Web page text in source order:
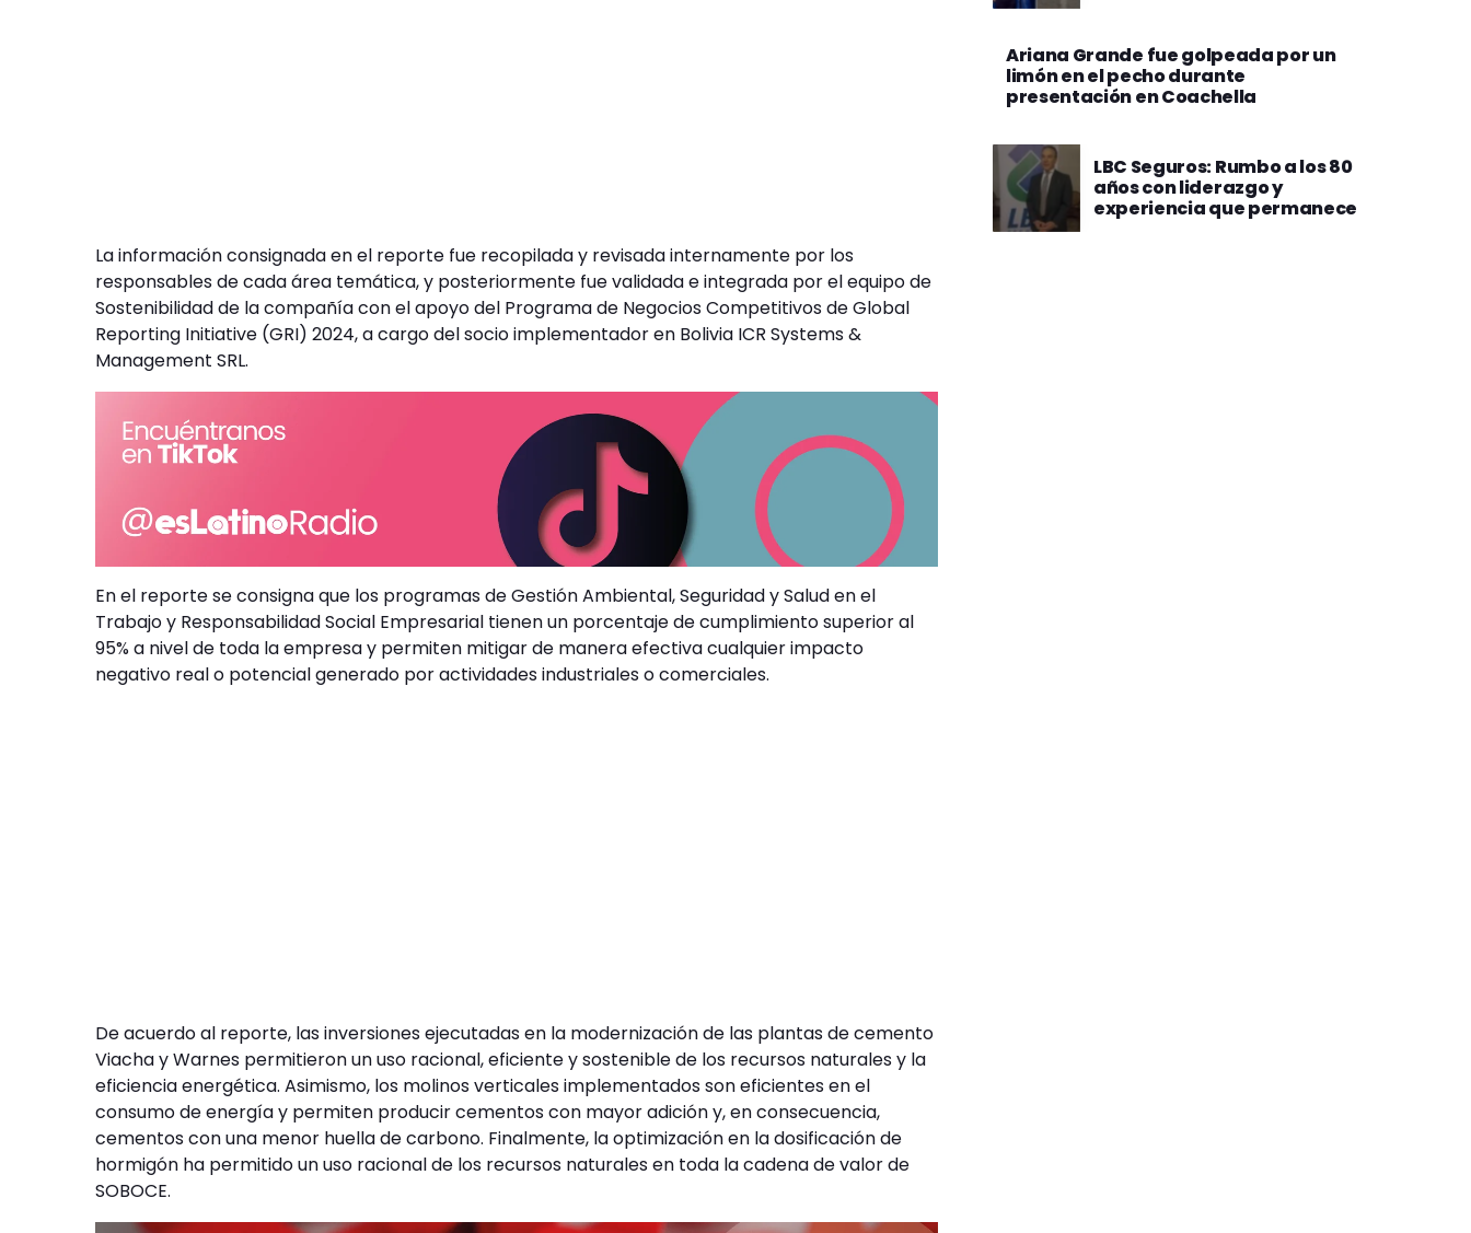
La información consignada en el reporte fue recopilada y revisada internamente por los
responsables de cada área temática, y posteriormente fue validada e integrada por el equipo de
Sostenibilidad de la compañía con el apoyo del Programa de Negocios Competitivos de Global
Reporting Initiative (GRI) 2024, a cargo del socio implementador en Bolivia ICR Systems &
Management SRL.
En el reporte se consigna que los programas de Gestión Ambiental, Seguridad y Salud en el
Trabajo y Responsabilidad Social Empresarial tienen un porcentaje de cumplimiento superior al
95% a nivel de toda la empresa y permiten mitigar de manera efectiva cualquier impacto
negativo real o potencial generado por actividades industriales o comerciales.
De acuerdo al reporte, las inversiones ejecutadas en la modernización de las plantas de cemento
Viacha y Warnes permitieron un uso racional, eficiente y sostenible de los recursos naturales y la
eficiencia energética. Asimismo, los molinos verticales implementados son eficientes en el
consumo de energía y permiten producir cementos con mayor adición y, en consecuencia,
cementos con una menor huella de carbono. Finalmente, la optimización en la dosificación de
hormigón ha permitido un uso racional de los recursos naturales en toda la cadena de valor de
SOBOCE.
Ariana Grande fue golpeada por un
limón en el pecho durante
presentación en Coachella
LBC Seguros: Rumbo a los 80
años con liderazgo y
experiencia que permanece